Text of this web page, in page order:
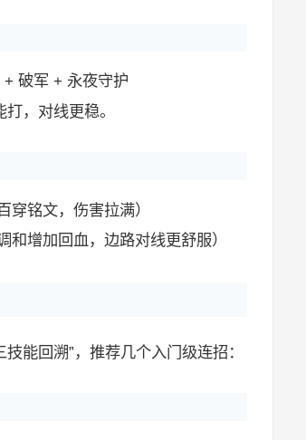
破军 + 永夜守护
，对线更稳。
穿铭文，伤害拉满）
增加回血，边路对线更舒服）
能回溯”，推荐几个入门级连招：